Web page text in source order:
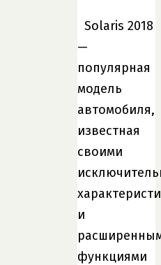
Solaris 2018
—
популярная
модель
автомобиля,
известная
своими
и
функциями